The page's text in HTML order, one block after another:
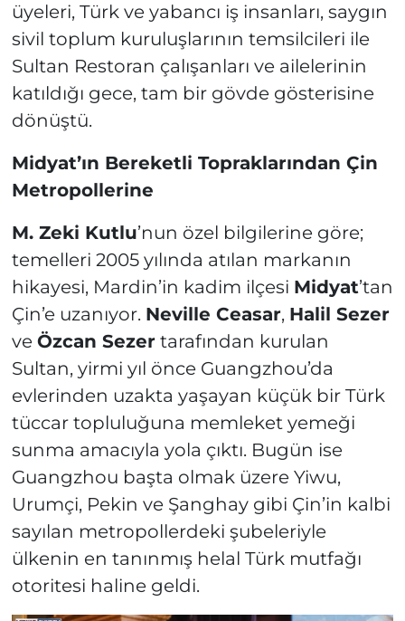
üyeleri, Türk ve yabancı iş insanları, saygın
sivil toplum kuruluşlarının temsilcileri ile
Sultan Restoran çalışanları ve ailelerinin
katıldığı gece, tam bir gövde gösterisine
dönüştü.
Midyat’ın Bereketli Topraklarından Çin
Metropollerine
M. Zeki Kutlu’nun özel bilgilerine göre;
temelleri 2005 yılında atılan markanın
hikayesi, Mardin’in kadim ilçesi Midyat’tan
Çin’e uzanıyor. Neville Ceasar, Halil Sezer
ve Özcan Sezertarafından kurulan
Sultan, yirmi yıl önce Guangzhou’da
evlerinden uzakta yaşayan küçük bir Türk
tüccar topluluğuna memleket yemeği
sunma amacıyla yola çıktı. Bugün ise
Guangzhou başta olmak üzere Yiwu,
Urumçi, Pekin ve Şanghay gibi Çin’in kalbi
sayılan metropollerdeki şubeleriyle
ülkenin en tanınmış helal Türk mutfağı
otoritesi haline geldi.